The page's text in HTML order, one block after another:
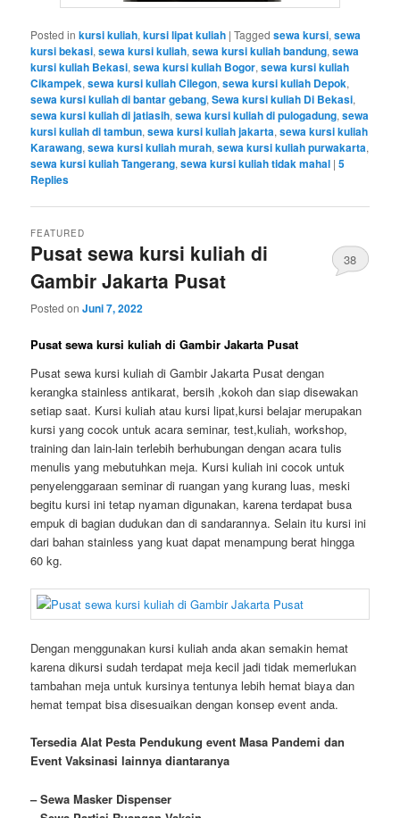
Posted in kursi kuliah,kursi lipat kuliah |Tagged sewa kursi,sewa
kursi bekasi,sewa kursi kuliah,sewa kursi kuliah bandung,sewa
kursi kuliah Bekasi,sewa kursi kuliah Bogor,sewa kursi kuliah
Cikampek,sewa kursi kuliah Cilegon,sewa kursi kuliah Depok,
sewa kursi kuliah di bantar gebang,Sewa kursi kuliah Di Bekasi,
sewa kursi kuliah di jatiasih,sewa kursi kuliah di pulogadung,sewa
kursi kuliah di tambun,sewa kursi kuliah jakarta,sewa kursi kuliah
Karawang,sewa kursi kuliah murah,sewa kursi kuliah purwakarta,
sewa kursi kuliah Tangerang,sewa kursi kuliah tidak mahal |5
Replies
Pusat sewa kursi kuliah di
Gambir Jakarta Pusat
FEATURED
Posted onJuni 7, 2022
38
Pusat sewa kursi kuliah di Gambir Jakarta Pusat
Pusat sewa kursi kuliah di Gambir Jakarta Pusat dengan
kerangka stainless antikarat, bersih ,kokoh dan siap disewakan
setiap saat. Kursi kuliah atau kursi lipat,kursi belajar merupakan
kursi yang cocok untuk acara seminar, test,kuliah, workshop,
training dan lain-lain terlebih berhubungan dengan acara tulis
menulis yang mebutuhkan meja. Kursi kuliah ini cocok untuk
penyelenggaraan seminar di ruangan yang kurang luas, meski
begitu kursi ini tetap nyaman digunakan, karena terdapat busa
empuk di bagian dudukan dan di sandarannya. Selain itu kursi ini
dari bahan stainless yang kuat dapat menampung berat hingga
60 kg.
Dengan menggunakan kursi kuliah anda akan semakin hemat
karena dikursi sudah terdapat meja kecil jadi tidak memerlukan
tambahan meja untuk kursinya tentunya lebih hemat biaya dan
hemat tempat bisa disesuaikan dengan konsep event anda.
Tersedia Alat Pesta Pendukungevent Masa Pandemi dan
Event Vaksinasi lainnya diantaranya
– Sewa Masker Dispenser